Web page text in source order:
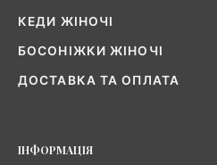
КЕДИ ЖІНОЧІ
БОСОНІЖКИ ЖІНОЧІ
ДОСТАВКА ТА ОПЛАТА
ІНФОРМАЦІЯ